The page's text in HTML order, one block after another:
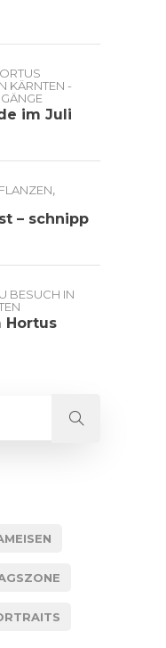
KÄRNTEN -
im Juli
,
– schnipp
BESUCH IN
Hortus